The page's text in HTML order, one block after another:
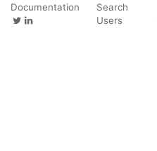
Documentation
Search
Users